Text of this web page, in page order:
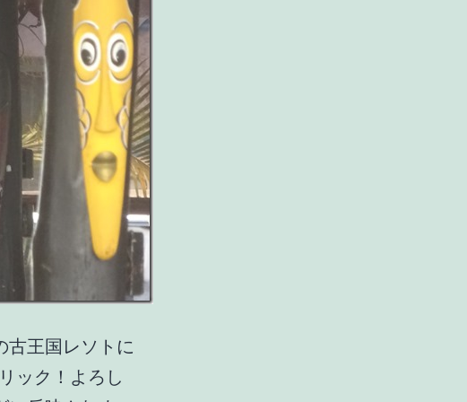
村！
古王国レソトに
ック！よろし